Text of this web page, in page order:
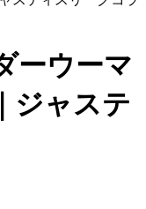
ーウーマ
ジャステ